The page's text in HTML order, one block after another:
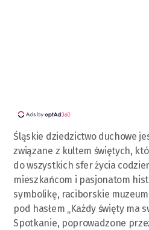
Śląskie dziedzictwo duchowe
związane z kultem świętych,
do wszystkich sfer życia
mieszkańcom i pasjonatom
symbolikę, raciborskie
pod hasłem „Każdy święty ma
Spotkanie, poprowadzone